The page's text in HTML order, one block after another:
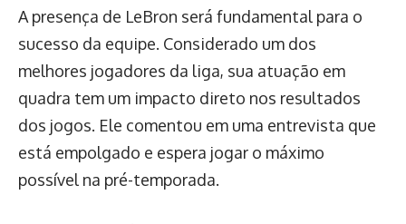
A presença de LeBron será fundamental para o
sucesso da equipe. Considerado um dos
melhores jogadores da liga, sua atuação em
quadra tem um impacto direto nos resultados
dos jogos. Ele comentou em uma entrevista que
está empolgado e espera jogar o máximo
possível na pré-temporada.